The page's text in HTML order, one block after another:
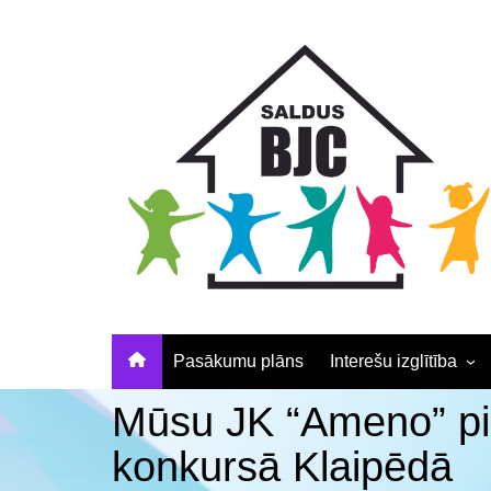
Pasākumu plāns Interešu izglītība
Pulciņu apraksti un
elektroniskā
Nodarbību laiki
Mūsu JK “Ameno”
konkursā Klaipēdā